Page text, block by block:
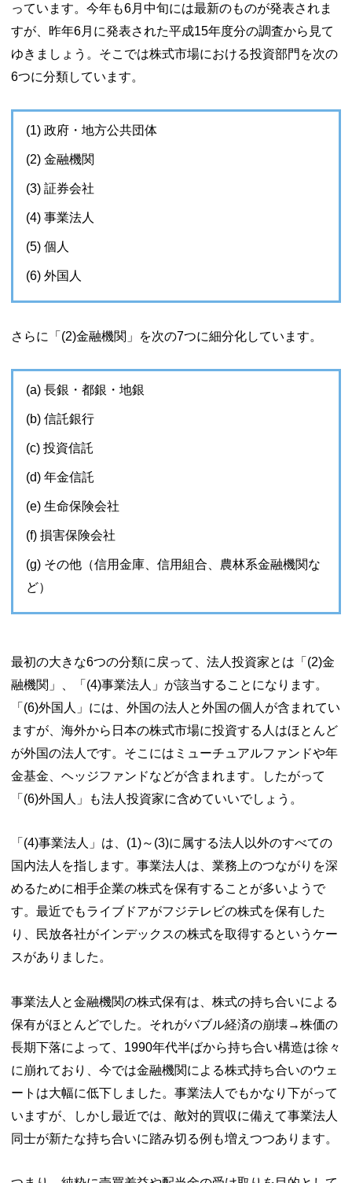
っています。今年も6月中旬には最新のものが発表されま
すが、昨年6月に発表された平成15年度分の調査から見て
ゆきましょう。そこでは株式市場における投資部門を次の
6つに分類しています。
(1) 政府・地方公共団体
(2) 金融機関
(3) 証券会社
(4) 事業法人
(5) 個人
(6) 外国人
さらに「(2)金融機関」を次の7つに細分化しています。
(a) 長銀・都銀・地銀
(b) 信託銀行
(c) 投資信託
(d) 年金信託
(e) 生命保険会社
(f) 損害保険会社
(g) その他（信用金庫、信用組合、農林系金融機関な
ど）
最初の大きな6つの分類に戻って、法人投資家とは「(2)金
融機関」、「(4)事業法人」が該当することになります。
「(6)外国人」には、外国の法人と外国の個人が含まれてい
ますが、海外から日本の株式市場に投資する人はほとんど
が外国の法人です。そこにはミューチュアルファンドや年
金基金、ヘッジファンドなどが含まれます。したがって
「(6)外国人」も法人投資家に含めていいでしょう。
「(4)事業法人」は、(1)～(3)に属する法人以外のすべての
国内法人を指します。事業法人は、業務上のつながりを深
めるために相手企業の株式を保有することが多いようで
す。最近でもライブドアがフジテレビの株式を保有した
り、民放各社がインデックスの株式を取得するというケー
スがありました。
事業法人と金融機関の株式保有は、株式の持ち合いによる
保有がほとんどでした。それがバブル経済の崩壊→株価の
長期下落によって、1990年代半ばから持ち合い構造は徐々
に崩れており、今では金融機関による株式持ち合いのウェ
ートは大幅に低下しました。事業法人でもかなり下がって
いますが、しかし最近では、敵対的買収に備えて事業法人
同士が新たな持ち合いに踏み切る例も増えつつあります。